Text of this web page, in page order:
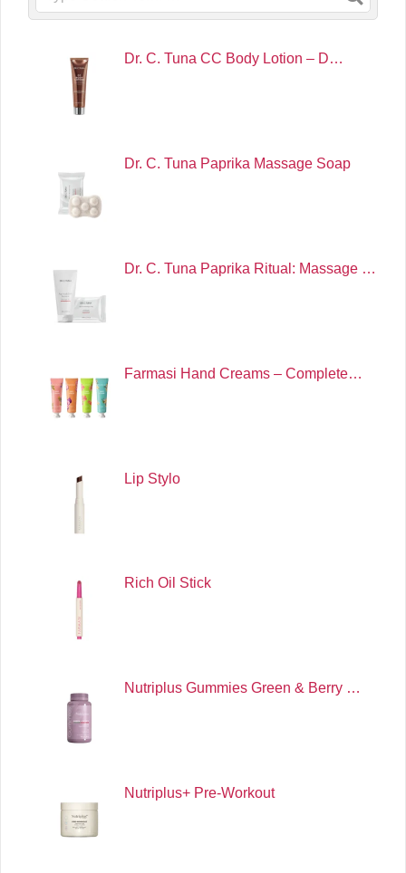
Dr. C. Tuna CC Body Lotion – D…
Dr. C. Tuna Paprika Massage Soap
Dr. C. Tuna Paprika Ritual: Massage …
Farmasi Hand Creams – Complete…
Lip Stylo
Rich Oil Stick
Nutriplus Gummies Green & Berry …
Nutriplus+ Pre-Workout